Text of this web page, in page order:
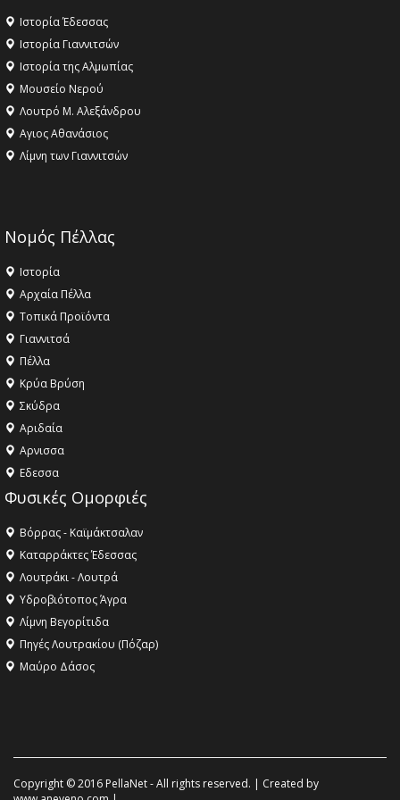
Ιστορία Έδεσσας
Ιστορία Γιαννιτσών
Ιστορία της Αλμωπίας
Μουσείο Νερού
Λουτρό Μ. Αλεξάνδρου
Αγιος Αθανάσιος
Λίμνη των Γιαννιτσών
Νομός Πέλλας
Ιστορία
Αρχαία Πέλλα
Τοπικά Προϊόντα
Γιαννιτσά
Πέλλα
Κρύα Βρύση
Σκύδρα
Αριδαία
Aρνισσα
Eδεσσα
Φυσικές Ομορφιές
Βόρρας - Καϊμάκτσαλαν
Καταρράκτες Έδεσσας
Λουτράκι - Λουτρά
Υδροβιότοπος Άγρα
Λίμνη Βεγορίτιδα
Πηγές Λουτρακίου (Πόζαρ)
Μαύρο Δάσος
Copyright © 2016 PellaNet - All rights reserved. | Created by